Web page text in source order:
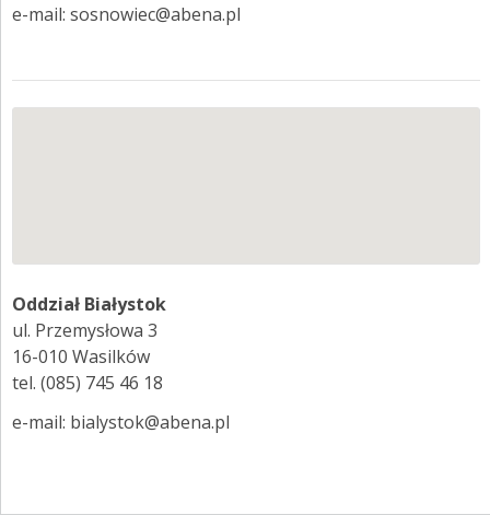
e-mail: sosnowiec@abena.pl
Oddział Białystok
ul. Przemysłowa 3
16-010 Wasilków
tel. (085) 745 46 18
e-mail: bialystok@abena.pl